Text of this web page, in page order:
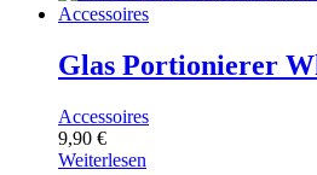
Glas Portionierer
Accessoires
9,90 €
Weiterlesen